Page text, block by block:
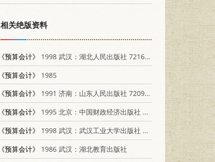
相关绝版资料
《预算会计》
1998 武汉：湖北人民出版社 7216023498
《预算会计》
1985
《预算会计》
1991 济南：山东人民出版社 7209008446
《预算会计》
1995 北京：中国财政经济出版社 7500528698
《预算会计》
1998 武汉：武汉工业大学出版社 7562913153
《预算会计》
1986 武汉：湖北教育出版社